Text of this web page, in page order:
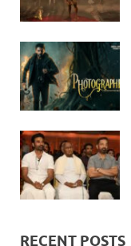
RECENT POSTS